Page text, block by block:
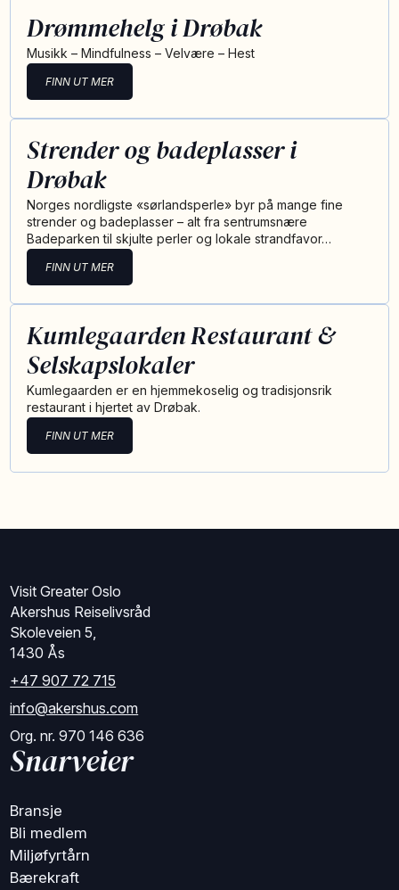
Drømmehelg i Drøbak
Musikk – Mindfulness – Velvære – Hest
FINN UT MER
Strender og badeplasser i
Drøbak
Norges nordligste «sørlandsperle» byr på mange fine
strender og badeplasser – alt fra sentrumsnære
Badeparken til skjulte perler og lokale strandfavor…
FINN UT MER
Kumlegaarden Restaurant &
Selskapslokaler
Kumlegaarden er en hjemmekoselig og tradisjonsrik
restaurant i hjertet av Drøbak.
FINN UT MER
Visit Greater Oslo
Akershus Reiselivsråd
Skoleveien 5,
1430 Ås
+47 907 72 715
info@akershus.com
Org. nr. 970 146 636
Snarveier
Bransje
Bli medlem
Miljøfyrtårn
Bærekraft